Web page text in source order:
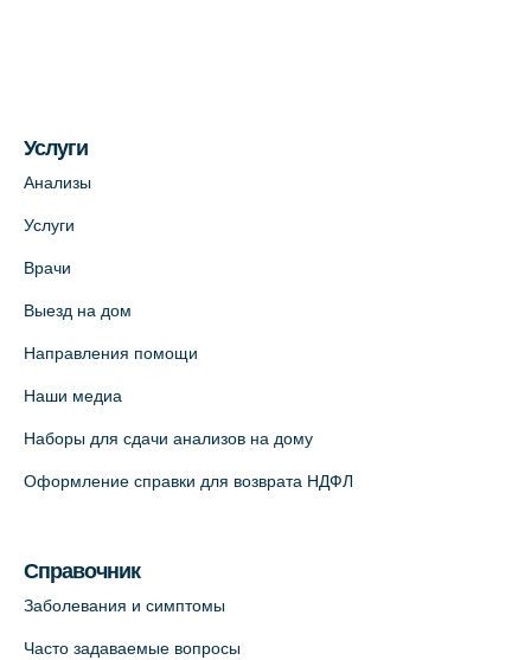
Медицинский центр на пр. Просвещения,
12к2 (официальный партнер)
Медицинский центр "Доктор Семейный"
(официальный партнер),
+7 (812) 664-55-80
На карте
+7 (812) 660-73-69
На карте
Услуги
Анализы
Услуги
Врачи
Выезд на дом
Направления помощи
Наши медиа
Наборы для сдачи анализов на дому
Оформление справки для возврата НДФЛ
Справочник
Заболевания и симптомы
Часто задаваемые вопросы